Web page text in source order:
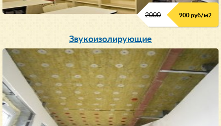
2000 900 руб/м2
Звукоизолирующие